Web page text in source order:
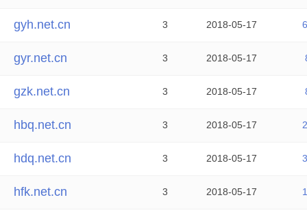
gyh.net.cn 3 2018-05-17
gyr.net.cn 3 2018-05-17
gzk.net.cn 3 2018-05-17
hbq.net.cn 3 2018-05-17
hdq.net.cn 3 2018-05-17
hfk.net.cn 3 2018-05-17